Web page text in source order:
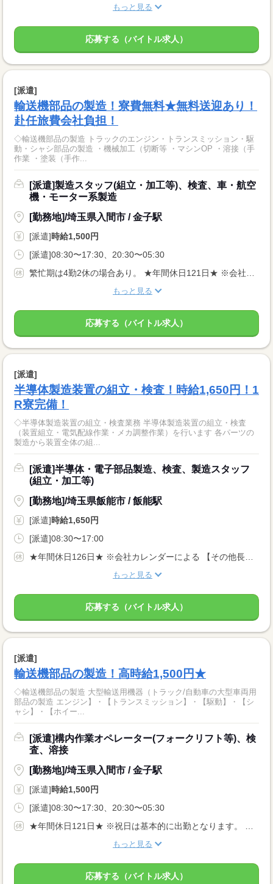
もっと見る
応募する（バイトル求人）
[派遣]
輸送機部品の製造！寮費無料★無料送迎あり！
赴任旅費会社負担！
◇輸送機部品の製造 トラックのエンジン・トランスミッション・駆
動・シャシ部品の製造 ・機械加工（切断等 ・マシンOP ・溶接（手
作業 ・塗装（手作...
[派遣]製造スタッフ(組立・加工等)、検査、車・航空
機・モーター系製造
[勤務地]/埼玉県入間市 / 金子駅
[派遣]時給1,500円
[派遣]08:30〜17:30、20:30〜05:30
もっと見る
応募する（バイトル求人）
[派遣]
半導体製造装置の組立・検査！時給1,650円！1
R寮完備！
◇半導体製造装置の組立・検査業務 半導体製造装置の組立・検査
（装置組立・電気配線作業・メカ調整作業）を行います 各パーツの
製造から装置全体の組...
[派遣]半導体・電子部品製造、検査、製造スタッフ
(組立・加工等)
[勤務地]/埼玉県飯能市 / 飯能駅
[派遣]時給1,650円
[派遣]08:30〜17:00
もっと見る
応募する（バイトル求人）
[派遣]
輸送機部品の製造！高時給1,500円★
◇輸送機部品の製造 大型輸送用機器（トラック/自動車の大型車両用
部品の製造 エンジン】・【トランスミッション】・【駆動】・【シ
ャシ】・【ホイー...
[派遣]構内作業オペレーター(フォークリフト等)、検
査、溶接
[勤務地]/埼玉県入間市 / 金子駅
[派遣]時給1,500円
[派遣]08:30〜17:30、20:30〜05:30
もっと見る
応募する（バイトル求人）